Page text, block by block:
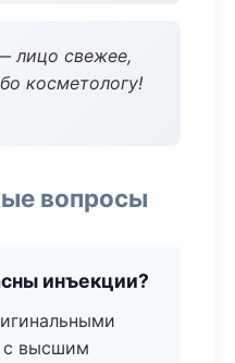
лицо свежее,
косметологу!
вопросы
инъекции?
с высшим